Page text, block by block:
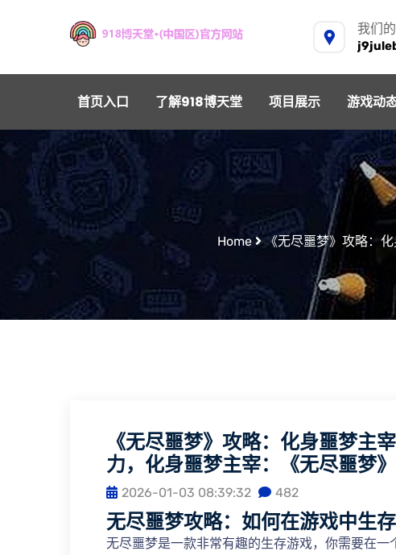
我们
首页入口 了解918博天堂 项目展示 游戏动
Home 《无尽噩梦》攻略：
《无尽噩梦》攻略：化身噩梦主
力，化身噩梦主宰：《无尽噩梦
2026-01-03 08:39:32 482
无尽噩梦攻略：如何在游戏中生存
无尽噩梦是一款非常有趣的生存游戏，你需要在